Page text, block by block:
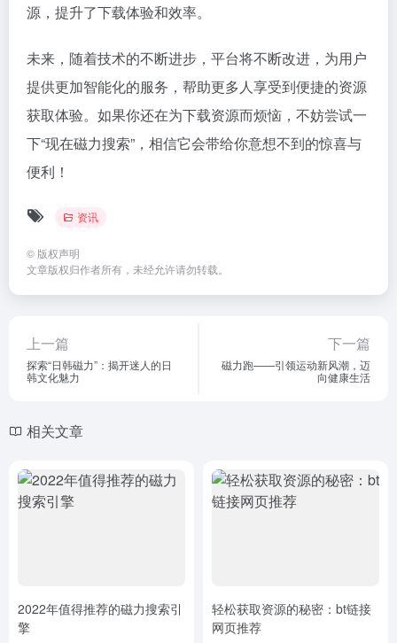
源，提升了下载体验和效率。
未来，随着技术的不断进步，平台将不断改进，为用户
提供更加智能化的服务，帮助更多人享受到便捷的资源
获取体验。如果你还在为下载资源而烦恼，不妨尝试一
下“现在磁力搜索”，相信它会带给你意想不到的惊喜与
便利！
资讯
© 版权声明
文章版权归作者所有，未经允许请勿转载。
上一篇
探索“日韩磁力”：揭开迷人的日
韩文化魅力
下一篇
磁力跑——引领运动新风潮，迈
向健康生活
相关文章
2022年值得推荐的磁力搜索引
擎
轻松获取资源的秘密：bt链接
网页推荐